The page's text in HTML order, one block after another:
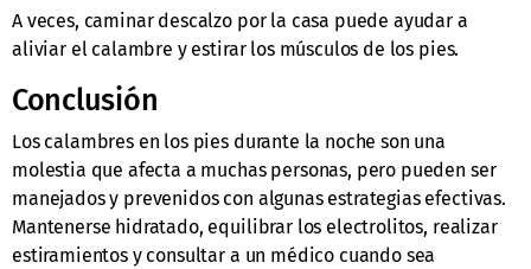
A veces, caminar descalzo por la casa puede ayudar a
aliviar el calambre y estirar los músculos de los pies.
Conclusión
Los calambres en los pies durante la noche son una
molestia que afecta a muchas personas, pero pueden ser
manejados y prevenidos con algunas estrategias efectivas.
Mantenerse hidratado, equilibrar los electrolitos, realizar
estiramientos y consultar a un médico cuando sea